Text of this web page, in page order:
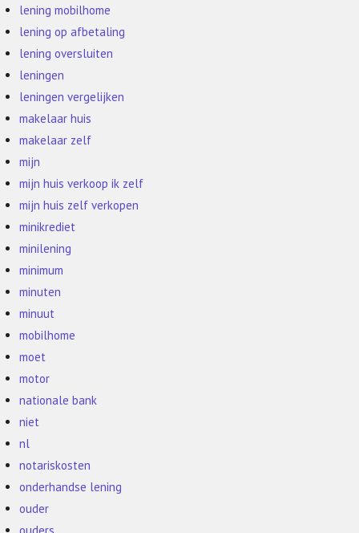
lening mobilhome
lening op afbetaling
lening oversluiten
leningen
leningen vergelijken
makelaar huis
makelaar zelf
mijn
mijn huis verkoop ik zelf
mijn huis zelf verkopen
minikrediet
minilening
minimum
minuten
minuut
mobilhome
moet
motor
nationale bank
niet
nl
notariskosten
onderhandse lening
ouder